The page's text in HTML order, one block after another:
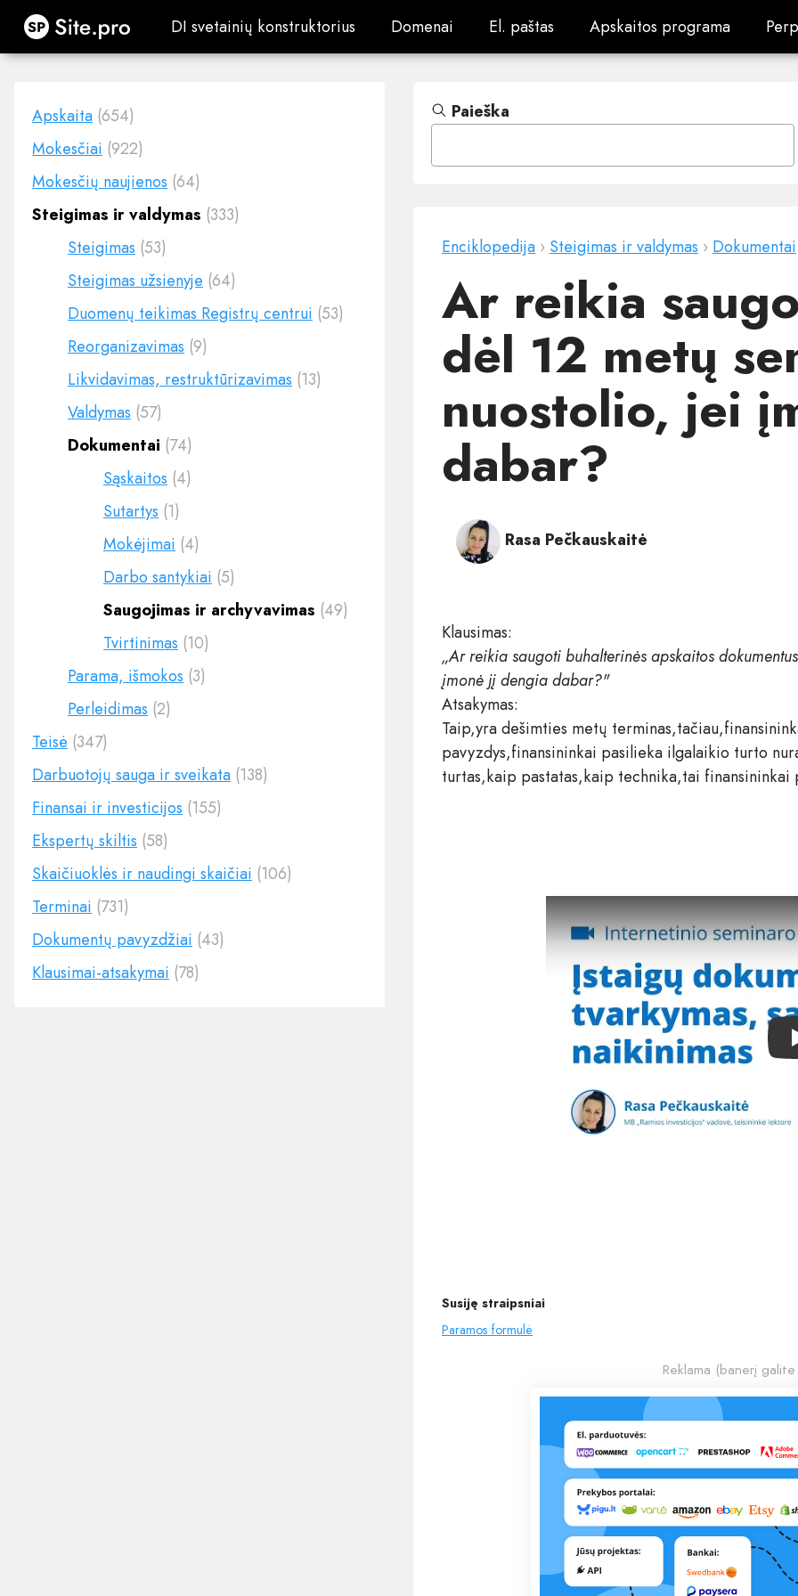
Site.pro DI svetainių konstruktorius
DI svetainių konstruktorius Domenai
Domenai El. paštas
El. paštas Apskaitos programa
Apskaitos programa
Apskaita (654)
Mokesčiai (922)
Mokesčių naujienos (64)
Steigimas ir valdymas (333)
Steigimas (53)
Steigimas užsienyje (64)
Duomenų teikimas Registrų centrui (53)
Reorganizavimas (9)
Likvidavimas, restruktūrizavimas (13)
Valdymas (57)
Dokumentai (74)
Sąskaitos (4)
Sutartys (1)
Mokėjimai (4)
Darbo santykiai (5)
Saugojimas ir archyvavimas (49)
Tvirtinimas (10)
Parama, išmokos (3)
Perleidimas (2)
Teisė (347)
Darbuotojų sauga ir sveikata (138)
Finansai ir investicijos (155)
Ekspertų skiltis (58)
Skaičiuoklės ir naudingi skaičiai (106)
Terminai (731)
Dokumentų pavyzdžiai (43)
Klausimai-atsakymai (78)
Paieška
Enciklopedija › Steigimas ir valdymas › Dokumentai
Ar reikia
dėl 12 metų
nuostolio, jei
dabar?
Rasa Pečkauskaitė
Klausimas:
„Ar reikia saugoti buhalterinės apskaitos
įmonė jį dengia dabar?"
Atsakymas:
Taip,yra dešimties metų
pavyzdys,finansininkai pasilieka ilgalaikio turto
turtas,kaip pastatas,kaip technika,tai finansininkai
Susiję straipsniai
Paramos formulė
Reklama (banerį